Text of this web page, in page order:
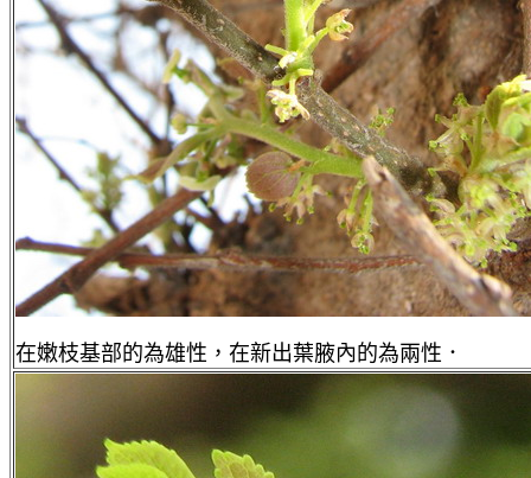
在嫩枝基部的為雄性，在新出葉腋內的為兩性．